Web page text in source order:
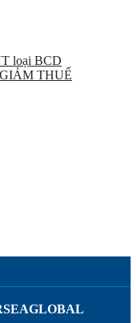
loại BCD
THUẾ